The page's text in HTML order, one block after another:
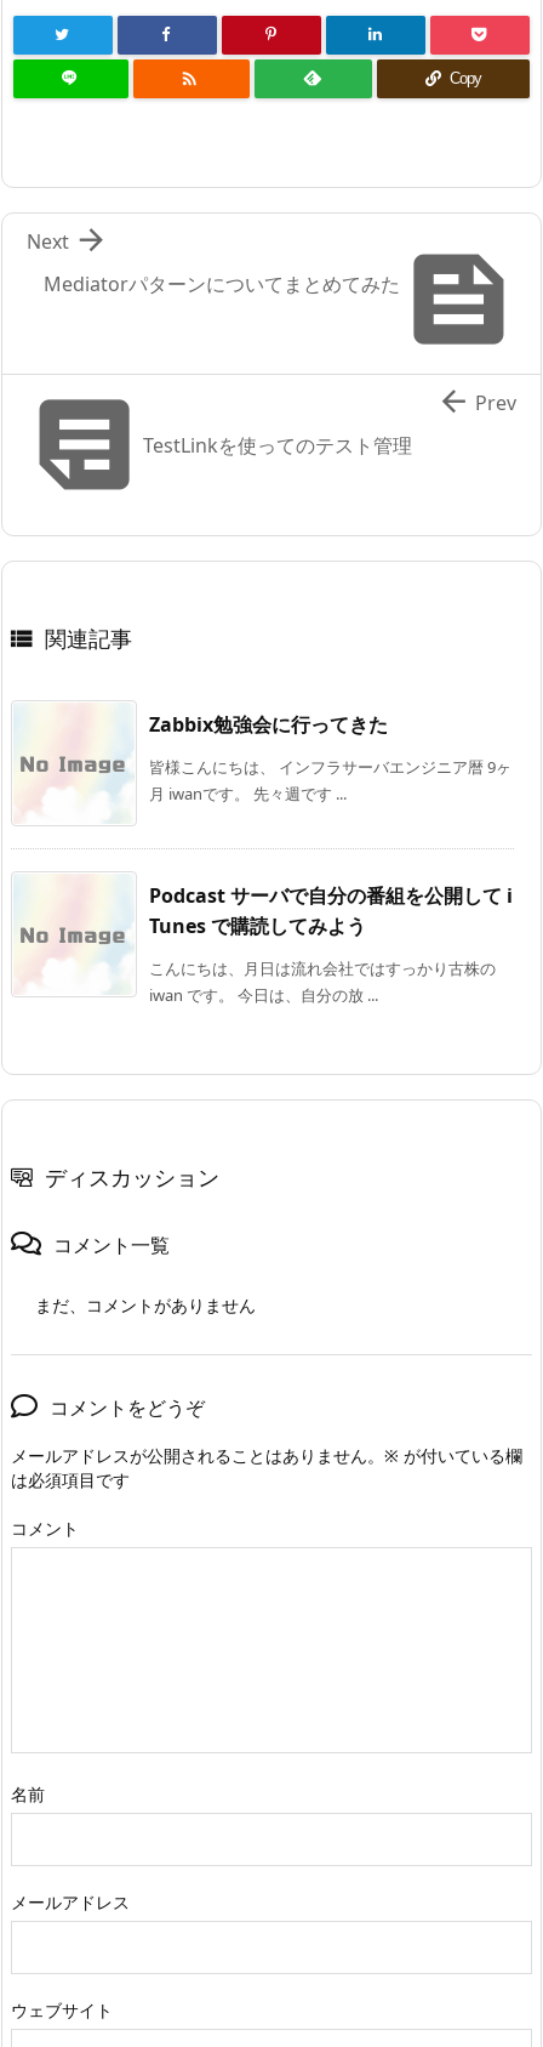
 Copy

Mediatorパターンについてまとめてみた

Next
TestLinkを使ってのテスト管理
 Prev
 関連記事
Zabbix勉強会に行ってきた
皆様こんにちは、 インフラサーバエンジニア暦 9ヶ
月 iwanです。 先々週です ...
Podcast サーバで自分の番組を公開して i
Tunes で購読してみよう
こんにちは、月日は流れ会社ではすっかり古株の
iwan です。 今日は、自分の放 ...
ディスカッション
コメント一覧
まだ、コメントがありません
コメントをどうぞ
メールアドレスが公開されることはありません。 ※ が付いている欄
は必須項目です
コメント
名前
メールアドレス
ウェブサイト